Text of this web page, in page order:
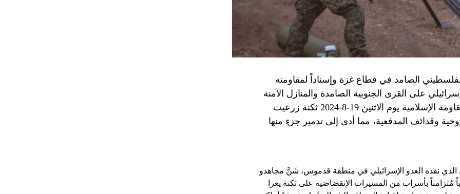
الصامد في قطاع غزة وإسناداً لمقاومته
على القرى الجنوبية الصامدة والمنازل الآمنة
وخصوصاً في بلدة باتوليه، استهدف مجاهدو المقاومة الإسلامية يوم الاثنين 19-8-2024 ثكنة زرعيت
وقذائف المدفعية، مما أدى إلى تدمير جزءٍ منها
الذي نفذه العدو الإسرائيلي في منطقة قدموس، شَنَّ مجاهدو
يوم الاثنين 19-8-2024 هجوماً جوياً مُتزامناً بأسراب من المسيرات الإنقضاضية على ثكنة يعرا